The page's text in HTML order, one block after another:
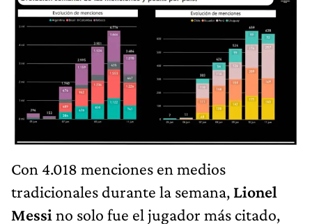
Con 4.018 menciones en medios
tradicionales durante la semana, Lionel
Messi no solo fue el jugador más citado,